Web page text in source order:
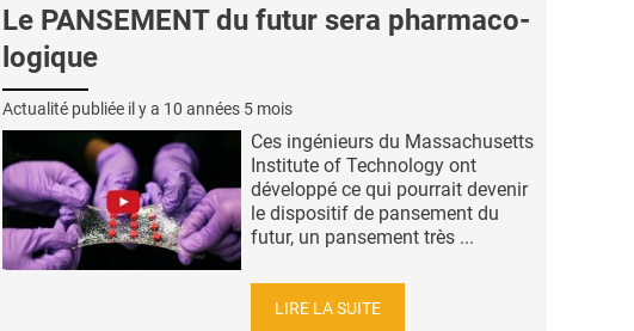
Le PANSEMENT du futur sera pharmaco-
logique
Actualité publiée il y a 10 années 5 mois
Ces ingénieurs du Massachusetts
Institute of Technology ont
développé ce qui pourrait devenir
le dispositif de pansement du
futur, un pansement très ...
LIRE LA SUITE